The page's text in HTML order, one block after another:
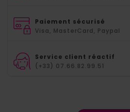
Paiement sécurisé
Visa, MasterCard, Paypal
Service client réactif
(+33) 07.66.82.99.51